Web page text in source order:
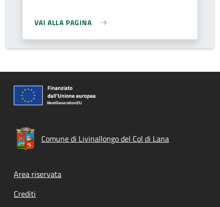
VAI ALLA PAGINA
Comune di Livinallongo del Col di Lana
Footer menu
Area riservata
Crediti